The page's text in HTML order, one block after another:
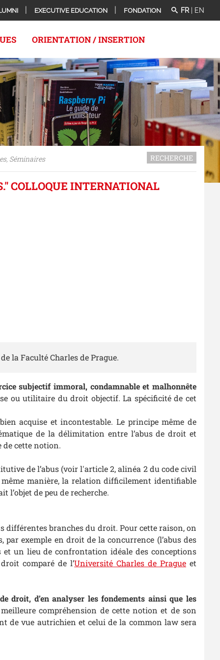
EXECUTIVE EDUCATION FONDATION FR EN
ORIENTATION / INSERTION
Séminaires RECHERCHE
COLLOQUE INTERNATIONAL
la Faculté Charles de Prague.
subjectif immoral, condamnable et malhonnête
ou utilitaire du droit objectif. La spécificité de cet
acquise et incontestable. Le principe même de
de la délimitation entre l’abus de droit et
de cette notion.
de l’abus (voir l'article 2, alinéa 2 du code civil
même manière, la relation difficilement identifiable
l’objet de peu de recherche.
différentes branches du droit. Pour cette raison, on
par exemple en droit de la concurrence (l’abus des
et un lieu de confrontation idéale des conceptions
comparé de l’Université Charles de Prague et
droit, d’en analyser les fondements ainsi que les
compréhension de cette notion et de son
de vue autrichien et celui de la common law sera